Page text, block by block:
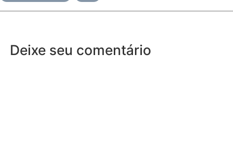
Deixe seu comentário